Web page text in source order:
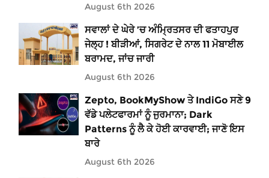
August 6th 2026
ਸਵਾਲਾਂ ਦੇ ਘੇਰੇ ’ਚ ਅੰਮ੍ਰਿਤਸਰ ਦੀ ਫਤਾਹਪੁਰ
ਜੇਲ੍ਹ ! ਬੀੜੀਆਂ, ਸਿਗਰੇਟ ਦੇ ਨਾਲ 11 ਮੋਬਾਈਲ
ਬਰਾਮਦ, ਜਾਂਚ ਜਾਰੀ
August 6th 2026
Zepto, BookMyShow ਤੇ IndiGo ਸਣੇ 9
ਵੱਡੇ ਪਲੇਟਫਾਰਮਾਂ ਨੂੰ ਜੁਰਮਾਨਾ; Dark
Patterns ਨੂੰ ਲੈ ਕੇ ਹੋਈ ਕਾਰਵਾਈ; ਜਾਣੋ ਇਸ
ਬਾਰੇ
August 6th 2026